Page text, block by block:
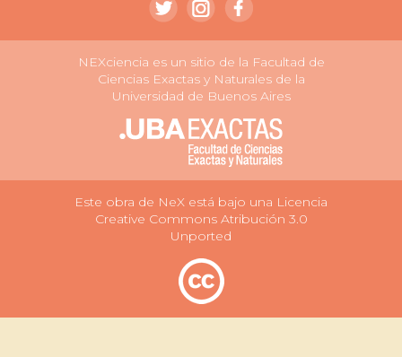
NEXciencia es un sitio de la Facultad de
Ciencias Exactas y Naturales de la
Universidad de Buenos Aires
Este obra de NeX está bajo una Licencia
Creative Commons Atribución 3.0
Unported